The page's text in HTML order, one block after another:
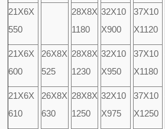
21X6X
550
28X8X
1180
32X10
X900
37X10
X1120
21X6X
600
26X8X
525
28X8X
1230
32X10
X950
37X10
X1180
21X6X
610
26X8X
630
28X8X
1250
32X10
X975
37X10
X1250